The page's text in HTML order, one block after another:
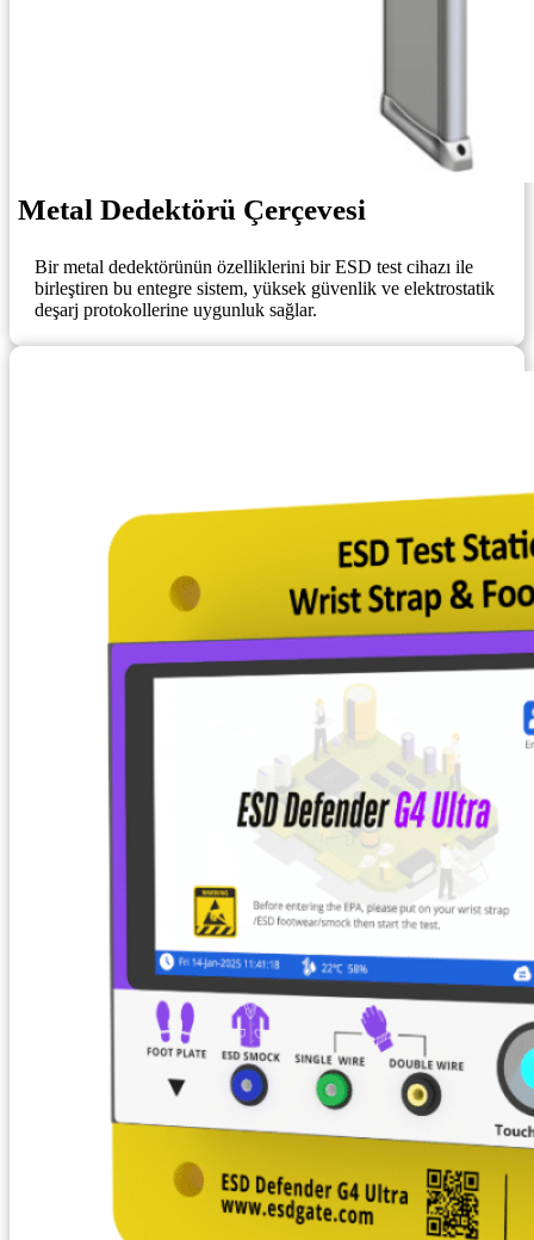
Metal Dedektörü Çerçevesi
Bir metal dedektörünün özelliklerini bir ESD test cihazı ile
birleştiren bu entegre sistem, yüksek güvenlik ve elektrostatik
deşarj protokollerine uygunluk sağlar.